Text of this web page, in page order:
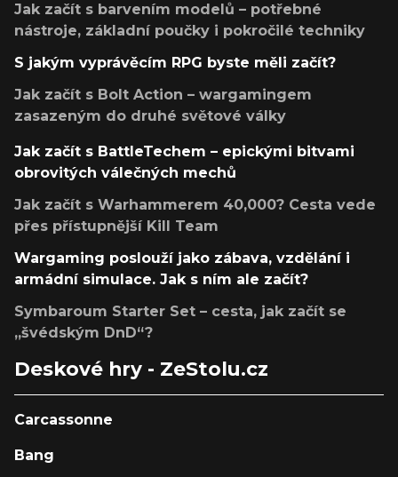
Jak začít s barvením modelů – potřebné
nástroje, základní poučky i pokročilé techniky
S jakým vyprávěcím RPG byste měli začít?
Jak začít s Bolt Action – wargamingem
zasazeným do druhé světové války
Jak začít s BattleTechem – epickými bitvami
obrovitých válečných mechů
Jak začít s Warhammerem 40,000? Cesta vede
přes přístupnější Kill Team
Wargaming poslouží jako zábava, vzdělání i
armádní simulace. Jak s ním ale začít?
Symbaroum Starter Set – cesta, jak začít se
„švédským DnD“?
Deskové hry - ZeStolu.cz
Carcassonne
Bang